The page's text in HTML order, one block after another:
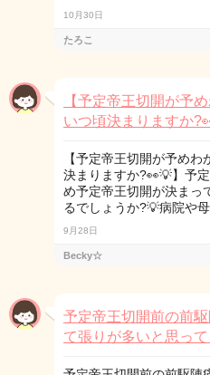
10月30日
たろこ
【予定帝王切開が予
いつ頃決まりますか
【予定帝王切開が予め
決まりますか?👀💡】予
め予定帝王切開が決まっ
るでしょうか?💡病院や
9月28日
Becky☆
予定帝王切開前の前
て張りが多いと思っ